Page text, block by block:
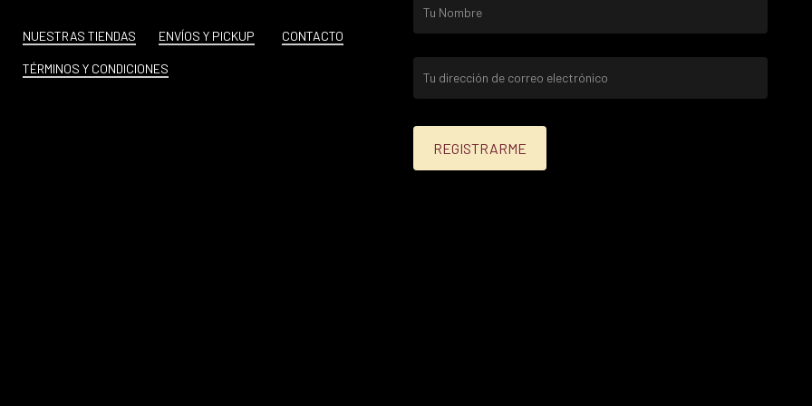
NUESTRAS TIENDAS ENVÍOS Y PICKUP CONTACTO
TÉRMINOS Y CONDICIONES